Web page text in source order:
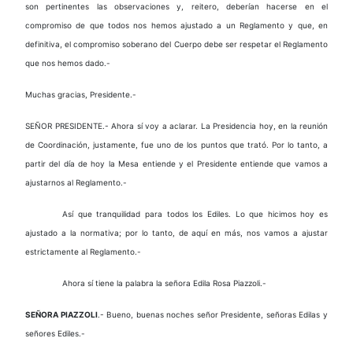
son pertinentes las observaciones y, reitero, deberían hacerse en el
compromiso de que todos nos hemos ajustado a un Reglamento y que, en
definitiva, el compromiso soberano del Cuerpo debe ser respetar el Reglamento
que nos hemos dado.-
Muchas gracias, Presidente.-
SEÑOR PRESIDENTE.- Ahora sí voy a aclarar. La Presidencia hoy, en la reunión
de Coordinación, justamente, fue uno de los puntos que trató. Por lo tanto, a
partir del día de hoy la Mesa entiende y el Presidente entiende que vamos a
ajustarnos al Reglamento.-
Así que tranquilidad para todos los Ediles. Lo que hicimos hoy es
ajustado a la normativa; por lo tanto, de aquí en más, nos vamos a ajustar
estrictamente al Reglamento.-
Ahora sí tiene la palabra la señora Edila Rosa Piazzoli.-
SEÑORA PIAZZOLI.- Bueno, buenas noches señor Presidente, señoras Edilas y
señores Ediles.-